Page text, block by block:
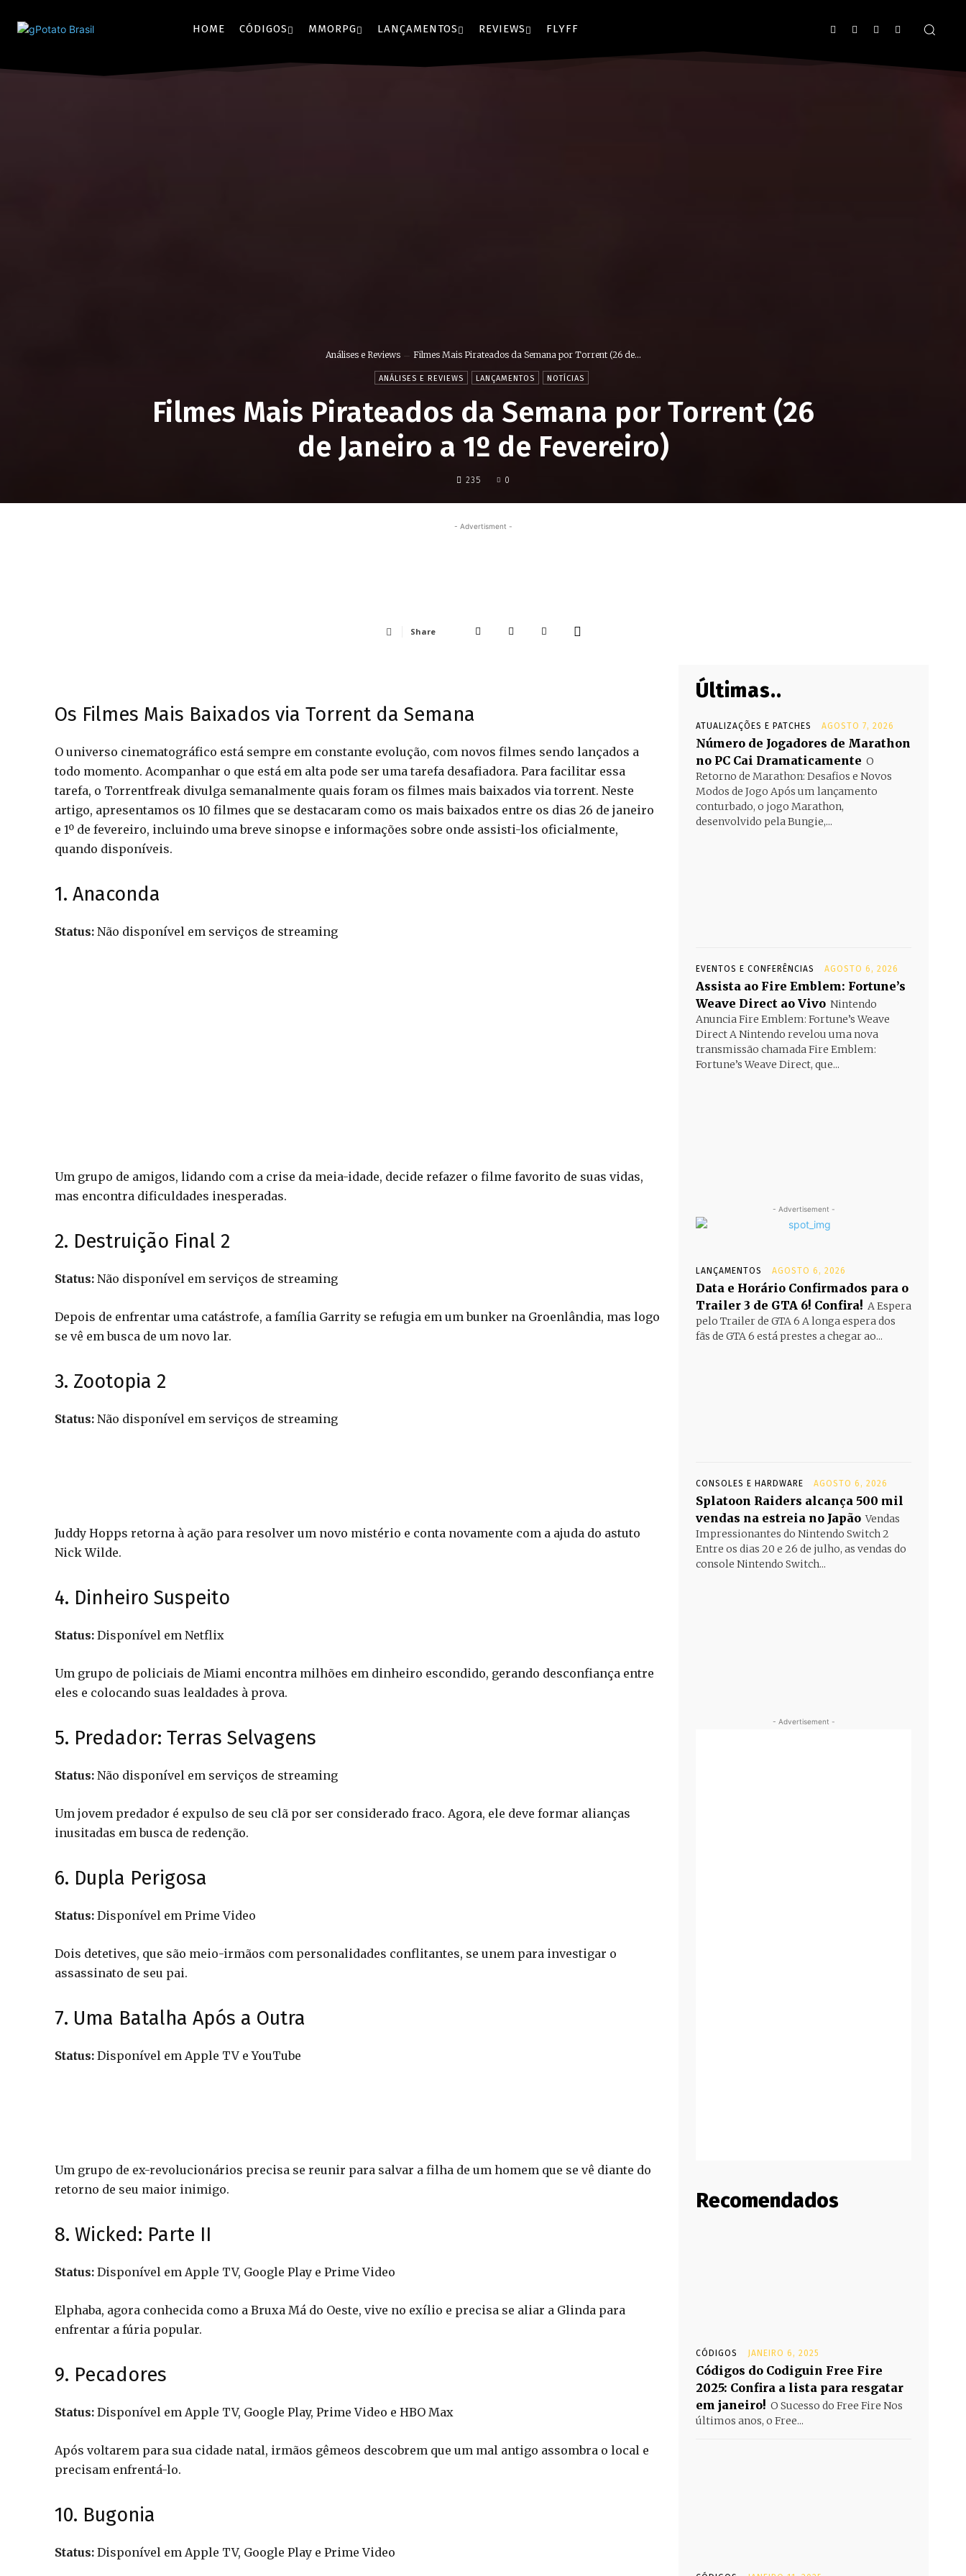
HOME CÓDIGOS MMORPG LANÇAMENTOS REVIEWS FLYFF
Análises e Reviews Filmes Mais Pirateados da Semana por Torrent (26 de...
ANÁLISES E REVIEWS LANÇAMENTOS NOTÍCIAS
Filmes Mais Pirateados da Semana por Torrent (26
de Janeiro a 1º de Fevereiro)
235 0
- Advertisment -
Share
Os Filmes Mais Baixados via Torrent da Semana
O universo cinematográfico está sempre em constante evolução, com novos filmes sendo lançados a
todo momento. Acompanhar o que está em alta pode ser uma tarefa desafiadora. Para facilitar essa
tarefa, o Torrentfreak divulga semanalmente quais foram os filmes mais baixados via torrent. Neste
artigo, apresentamos os 10 filmes que se destacaram como os mais baixados entre os dias 26 de janeiro
e 1º de fevereiro, incluindo uma breve sinopse e informações sobre onde assisti-los oficialmente,
quando disponíveis.
1. Anaconda
Status: Não disponível em serviços de streaming
Um grupo de amigos, lidando com a crise da meia-idade, decide refazer o filme favorito de suas vidas,
mas encontra dificuldades inesperadas.
2. Destruição Final 2
Status: Não disponível em serviços de streaming
Depois de enfrentar uma catástrofe, a família Garrity se refugia em um bunker na Groenlândia, mas logo
se vê em busca de um novo lar.
3. Zootopia 2
Status: Não disponível em serviços de streaming
Juddy Hopps retorna à ação para resolver um novo mistério e conta novamente com a ajuda do astuto
Nick Wilde.
4. Dinheiro Suspeito
Status: Disponível em Netflix
Um grupo de policiais de Miami encontra milhões em dinheiro escondido, gerando desconfiança entre
eles e colocando suas lealdades à prova.
5. Predador: Terras Selvagens
Status: Não disponível em serviços de streaming
Um jovem predador é expulso de seu clã por ser considerado fraco. Agora, ele deve formar alianças
inusitadas em busca de redenção.
6. Dupla Perigosa
Status: Disponível em Prime Video
Dois detetives, que são meio-irmãos com personalidades conflitantes, se unem para investigar o
assassinato de seu pai.
7. Uma Batalha Após a Outra
Status: Disponível em Apple TV e YouTube
Um grupo de ex-revolucionários precisa se reunir para salvar a filha de um homem que se vê diante do
retorno de seu maior inimigo.
8. Wicked: Parte II
Status: Disponível em Apple TV, Google Play e Prime Video
Elphaba, agora conhecida como a Bruxa Má do Oeste, vive no exílio e precisa se aliar a Glinda para
enfrentar a fúria popular.
9. Pecadores
Status: Disponível em Apple TV, Google Play, Prime Video e HBO Max
Após voltarem para sua cidade natal, irmãos gêmeos descobrem que um mal antigo assombra o local e
precisam enfrentá-lo.
10. Bugonia
Status: Disponível em Apple TV, Google Play e Prime Video
Últimas..
ATUALIZAÇÕES E PATCHES AGOSTO 7, 2026
Número de Jogadores de Marathon
no PC Cai Dramaticamente O
Retorno de Marathon: Desafios e Novos
Modos de Jogo Após um lançamento
conturbado, o jogo Marathon,
desenvolvido pela Bungie,...
EVENTOS E CONFERÊNCIAS AGOSTO 6, 2026
Assista ao Fire Emblem: Fortune’s
Weave Direct ao Vivo Nintendo
Anuncia Fire Emblem: Fortune’s Weave
Direct A Nintendo revelou uma nova
transmissão chamada Fire Emblem:
Fortune’s Weave Direct, que...
- Advertisement -
LANÇAMENTOS AGOSTO 6, 2026
Data e Horário Confirmados para o
Trailer 3 de GTA 6! Confira! A Espera
pelo Trailer de GTA 6 A longa espera dos
fãs de GTA 6 está prestes a chegar ao...
CONSOLES E HARDWARE AGOSTO 6, 2026
Splatoon Raiders alcança 500 mil
vendas na estreia no Japão Vendas
Impressionantes do Nintendo Switch 2
Entre os dias 20 e 26 de julho, as vendas do
console Nintendo Switch...
- Advertisement -
Recomendados
CÓDIGOS JANEIRO 6, 2025
Códigos do Codiguin Free Fire
2025: Confira a lista para resgatar
em janeiro! O Sucesso do Free Fire Nos
últimos anos, o Free...